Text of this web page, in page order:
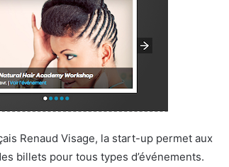
Renaud Visage, la start-up permet aux
billets pour tous types d’événements.